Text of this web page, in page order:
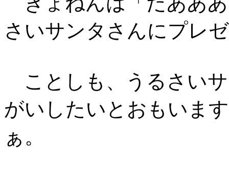
さいサンタさんにプレ
ことしも、うるさい
がいしたいとおもいま
ぁ。